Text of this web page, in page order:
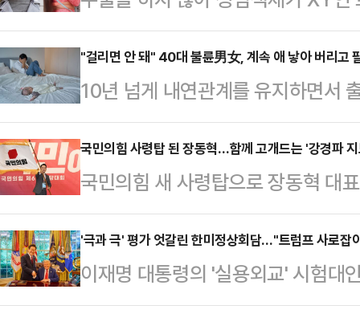
다고 제창했지만, 윤석열 전 대통령
무시할 수 없는 만큼 차별화된 정치
보인다.장동혁 신임 당대표는 26일
표 결선투표에서 약 5…
다가 성폭행 혐의로 유죄 판결을
르면 시아라 왓킨(21)은 2022년 6
성과 성적으로 접촉했다.당시 왓킨
질 수 없다"고 말한 것으로 조사됐
만지게 함으로써 자신이 트랜스젠
후 왓킨은 남성에게서 오는 연락을
났다. 이때서야…
"걸리면 안 돼" 40대 불륜男女, 계속 애 낳아 버리고
10년 넘게 내연관계를 유지하면서
40대 남녀가 징역형을 선고받았다
는 아동복지법 위반(아동매매, 아동
게 징역 1년 2개월을, 여성 B씨에
고 밝혔다. 이들 모두에게 아동학
기관에 3년간 취업제한도 명령했
2013년과 2018년 각각 남아와 여
병원비 대…
국민의힘 사령탑 된 장동혁…함께 고개드는 '강경파
국민의힘 새 사령탑으로 장동혁 대
것으로 전망된다. 장 대표가 취임과
거나 "모든 우파 시민과 연대하겠
내비쳤기 때문이다. 당내 일각에선
의 입맛에 맞는 당 운영을 위해 '강
'극과 극' 평가 엇갈린 한미정상회담…"트럼프 사로잡
이재명 대통령의 '실용외교' 시험대
으로 협상 상대방을 압박해 이득을